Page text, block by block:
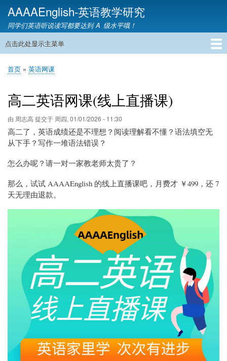
跳
转
到
AAAAEnglish-英语教学研究
同学们英语听说读写都要达到 A 级水平哦！
主
航
点击此处显示主菜单
首页
英语网课
教材精讲
英语语音
英语语法
英语词汇
雅思托福
英语教学
教育资讯
英语家教
联系我们
面
屑
首页 英语网课
高二英语网课(线上直播课)
由 周志高提交于 周四, 01/01/2026 - 11:30
高二了，英语成绩还是不理想？阅读理解看不懂？语法填空无
从下手？写作一堆语法错误？
怎么办呢？请一对一家教老师太贵了？
那么，试试 AAAAEnglish 的线上直播课吧，月费才 ￥499，还 7
天无理由退款。